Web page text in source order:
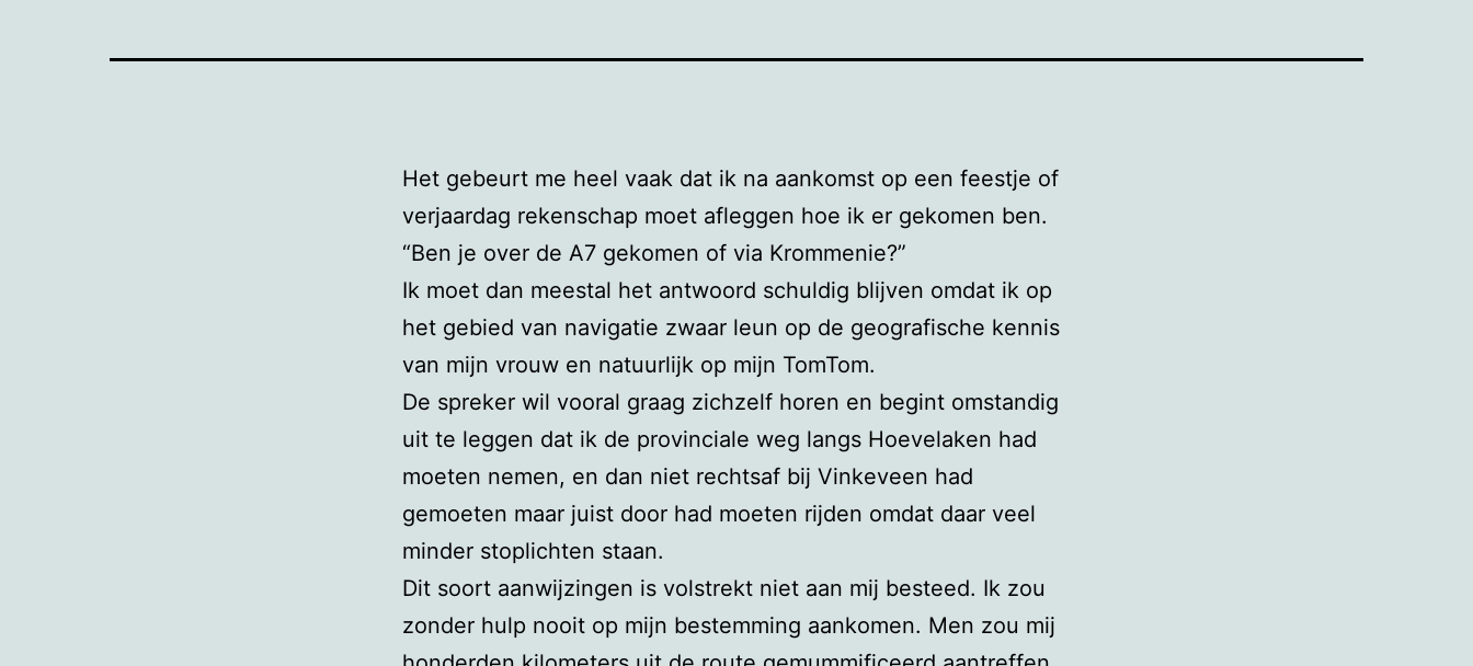
Het gebeurt me heel vaak dat ik na aankomst op een feestje of
verjaardag rekenschap moet afleggen hoe ik er gekomen ben.
“Ben je over de A7 gekomen of via Krommenie?”
Ik moet dan meestal het antwoord schuldig blijven omdat ik op
het gebied van navigatie zwaar leun op de geografische kennis
van mijn vrouw en natuurlijk op mijn TomTom.
De spreker wil vooral graag zichzelf horen en begint omstandig
uit te leggen dat ik de provinciale weg langs Hoevelaken had
moeten nemen, en dan niet rechtsaf bij Vinkeveen had
gemoeten maar juist door had moeten rijden omdat daar veel
minder stoplichten staan.
Dit soort aanwijzingen is volstrekt niet aan mij besteed. Ik zou
zonder hulp nooit op mijn bestemming aankomen. Men zou mij